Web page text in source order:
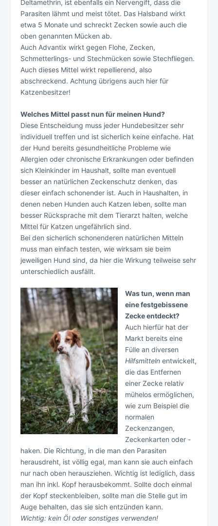
Deltamethrin, ist ebenfalls ein Nervengift, dass die
Parasiten lähmt und meist tötet. Das Halsband wirkt
etwa 5 Monate und schreckt Zecken sowie auch die
oben genannten Mücken ab.
Auch Advantix wirkt gegen Flohe, Zecken,
Schmetterlings- und Stechmücken sowie Stechfliegen.
Auch dieses Mittel wirkt repellierend, also
abschreckend. Achtung übrigens auch hier für
Katzenbesitzer!
Welches Mittel passt nun für meinen Hund?
Diese Entscheidung muss jeder Hundebesitzer sehr
individuell treffen und ist sicherlich keine einfache. Hat
der Hund bereits gesundheitliche Probleme wie
Allergien oder chronische Erkrankungen oder befinden
sich Kleinkinder im Haushalt, sollte man eventuell
besser an natürlichen Zeckenschutz denken, das
dieser einfach schonender ist. Auch in Haushalten, in
denen neben Hunden auch Katzen leben, sollte man
besser Rücksprache mit dem Tierarzt halten, welche
Mittel für Katzen ungefährlich sind.
Bei den sicherlich schonenderen natürlichen Mitteln
muss man einfach testen, wie wirksam sie beim
jeweiligen Hund sind, da hier die Wirkung teilweise sehr
unterschiedlich ausfällt.
Was tun, wenn man
eine festgebissene
Zecke entdeckt?
Auch hierfür hat der
Markt bereits eine
Fülle an diversen
Hilfsmitteln entwickelt,
die das Entfernen
einer Zecke relativ
mühelos ermöglichen,
wie zum Beispiel die
normalen
Zeckenzangen,
Zeckenkarten oder -
haken. Die Richtung, in die man den Parasiten
herausdreht, ist völlig egal, man kann sie auch einfach
nur nach oben herausziehen. Wichtig ist lediglich, dass
man ihn inkl. Kopf herausbekommt. Sollte doch einmal
der Kopf steckenbleiben, sollte man die Stelle gut im
Auge behalten, das sie sich entzünden kann.
Wichtig: kein Öl oder sonstiges verwenden!